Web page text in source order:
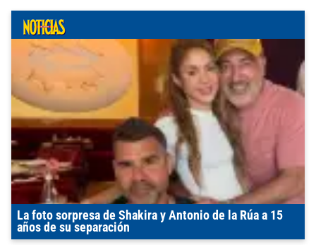
La foto sorpresa de Shakira y Antonio de la Rúa a 15
años de su separación